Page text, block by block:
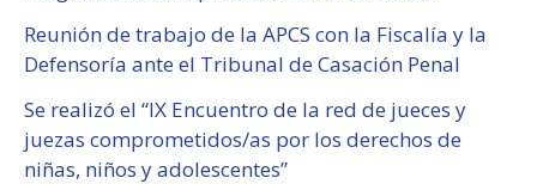
Reunión de trabajo de la APCS con la Fiscalía y la
Defensoría ante el Tribunal de Casación Penal
Se realizó el “IX Encuentro de la red de jueces y
juezas comprometidos/as por los derechos de
niñas, niños y adolescentes”